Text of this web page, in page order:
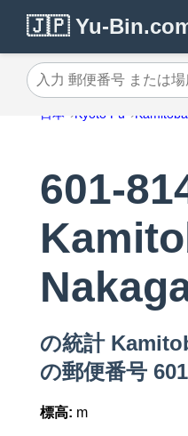
🇯🇵 Yu-
入力 郵便番号 または場所
日本 Kyoto Fu
601-
の統計
の郵便番号
標高: m